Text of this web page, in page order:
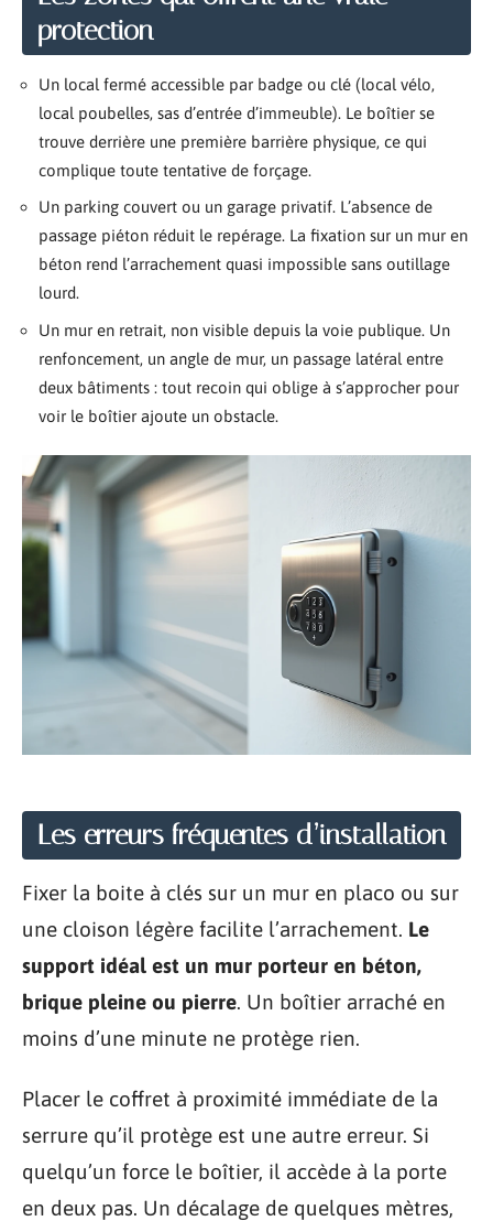
protection
Un local fermé accessible par badge ou clé (local vélo,
local poubelles, sas d’entrée d’immeuble). Le boîtier se
trouve derrière une première barrière physique, ce qui
complique toute tentative de forçage.
Un parking couvert ou un garage privatif. L’absence de
passage piéton réduit le repérage. La fixation sur un mur en
béton rend l’arrachement quasi impossible sans outillage
lourd.
Un mur en retrait, non visible depuis la voie publique. Un
renfoncement, un angle de mur, un passage latéral entre
deux bâtiments : tout recoin qui oblige à s’approcher pour
voir le boîtier ajoute un obstacle.
Les erreurs fréquentes d’installation
Fixer la boite à clés sur un mur en placo ou sur
une cloison légère facilite l’arrachement. Le
support idéal est un mur porteur en béton,
brique pleine ou pierre. Un boîtier arraché en
moins d’une minute ne protège rien.
Placer le coffret à proximité immédiate de la
serrure qu’il protège est une autre erreur. Si
quelqu’un force le boîtier, il accède à la porte
en deux pas. Un décalage de quelques mètres,